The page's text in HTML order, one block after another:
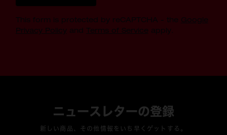
This form is protected by reCAPTCHA - the Google
Privacy Policyand Terms of Service apply.
ニュースレターの登録
新しい商品、その他情報をいち早くゲットする。